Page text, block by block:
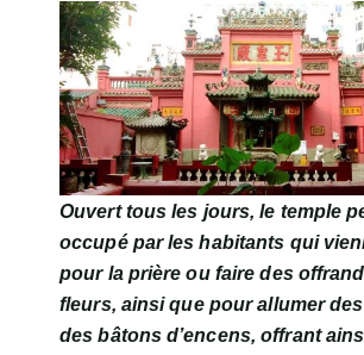
Ouvert tous les jours, le temple
occupé par les habitants qui
pour la prière ou faire des
fleurs, ainsi que pour allumer
des bâtons d’encens, offrant